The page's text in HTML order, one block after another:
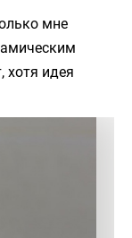
мне
хотя идея